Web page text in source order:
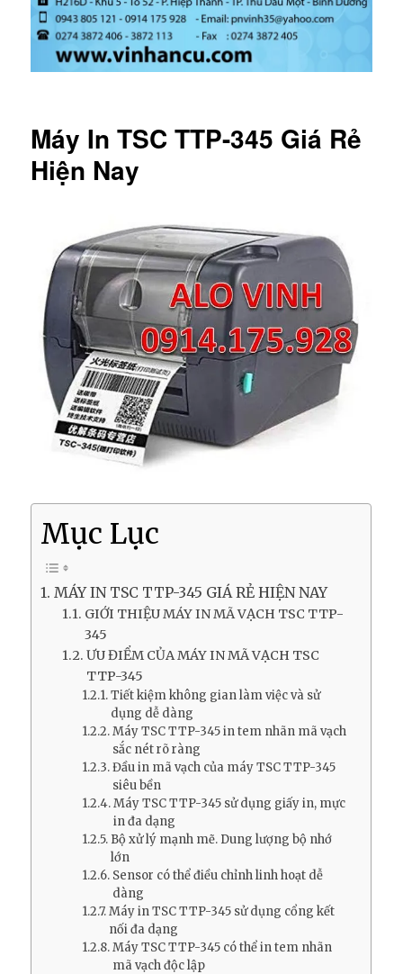
Máy In TSC TTP-345 Giá Rẻ
Hiện Nay
Mục Lục
MÁY IN TSC TTP-345 GIÁ RẺ HIỆN NAY
GIỚI THIỆU MÁY IN MÃ VẠCH TSC TTP-
345
ƯU ĐIỂM CỦA MÁY IN MÃ VẠCH TSC
TTP-345
Tiết kiệm không gian làm việc và sử
dụng dễ dàng
Máy TSC TTP-345 in tem nhãn mã vạch
sắc nét rõ ràng
Đầu in mã vạch của máy TSC TTP-345
siêu bền
Máy TSC TTP-345 sử dụng giấy in, mực
in đa dạng
Bộ xử lý mạnh mẽ. Dung lượng bộ nhớ
lớn
Sensor có thể điều chỉnh linh hoạt dễ
dàng
Máy in TSC TTP-345 sử dụng cổng kết
nối đa dạng
Máy TSC TTP-345 có thể in tem nhãn
mã vạch độc lập